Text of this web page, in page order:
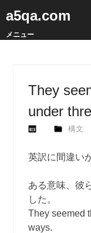
a5qa.com
メニュー
They
under
構文
英訳に間違い
ある意味、彼
した。
They seemed
ways.